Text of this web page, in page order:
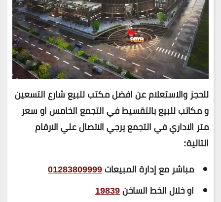
للحجز والاستعلام عن افضل مكتب للبيع شارع التسعين
و مكاتب للبيع بالتقسيط في التجمع الخامس اوسعر
متر الاداري في التجمعيرجي الاتصال علي الارقام
التالية:
مباشر مع إدارة المبيعات01283809999
او خلال الخط الساخن19839